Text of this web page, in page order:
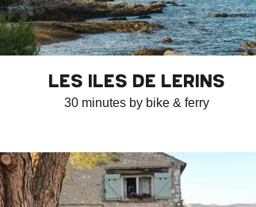
LES ILES DE LERINS
30 minutes by bike & ferry